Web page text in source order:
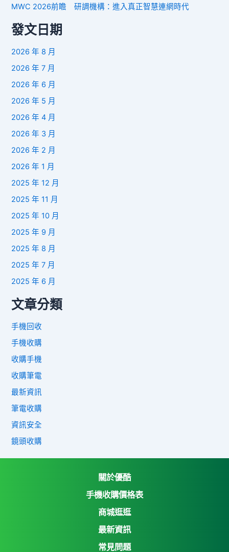
MWC 2026前瞻 研調機構：進入真正智慧連網時代
發文日期
2026 年 8 月
2026 年 7 月
2026 年 6 月
2026 年 5 月
2026 年 4 月
2026 年 3 月
2026 年 2 月
2026 年 1 月
2025 年 12 月
2025 年 11 月
2025 年 10 月
2025 年 9 月
2025 年 8 月
2025 年 7 月
2025 年 6 月
文章分類
手機回收
手機收購
收購手機
收購筆電
最新資訊
筆電收購
資訊安全
鏡頭收購
關於優酷
手機收購價格表
商城逛逛
優酷3C收購網
Yahoo購物中心
最新資訊
常見問題